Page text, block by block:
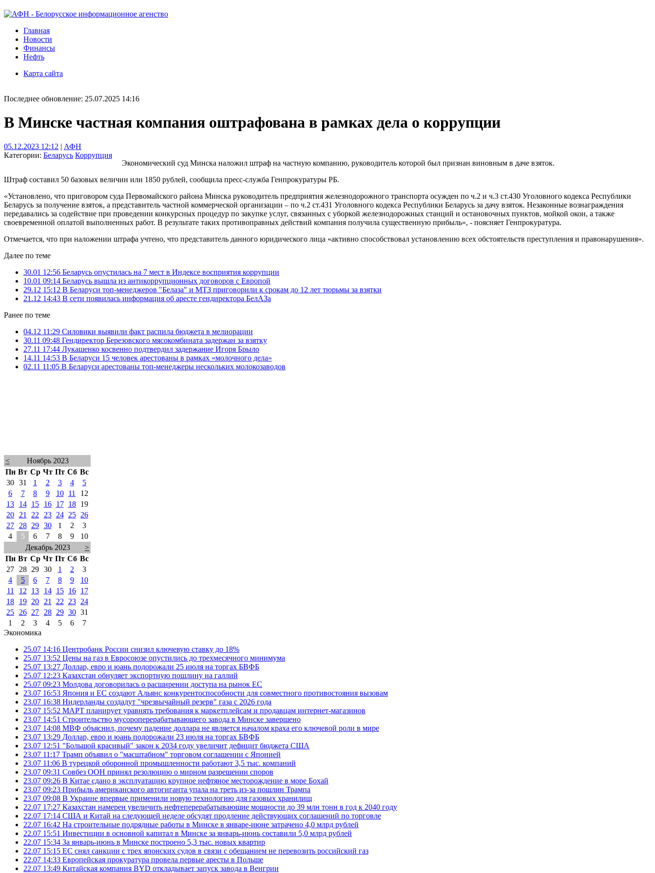
Главная
Новости
Финансы
Нефть
Карта сайта
Последнее обновление: 25.07.2025 14:16
В Минске частная компания оштрафована в рамках дела о коррупции
05.12.2023 12:12 | АФН
Категории: Беларусь Коррупция
Экономический суд Минска наложил штраф на частную компанию, руководитель которой был признан виновным в даче взяток.
Штраф составил 50 базовых величин или 1850 рублей, сообщила пресс-служба Генпрокуратуры РБ.
«Установлено, что приговором суда Первомайского района Минска руководитель предприятия железнодорожного транспорта осужден по ч.2 и ч.3 ст.430 Уголовного кодекса Республики
Беларусь за получение взяток, а представитель частной коммерческой организации – по ч.2 ст.431 Уголовного кодекса Республики Беларусь за дачу взяток. Незаконные вознаграждения
передавались за содействие при проведении конкурсных процедур по закупке услуг, связанных с уборкой железнодорожных станций и остановочных пунктов, мойкой окон, а также
своевременной оплатой выполненных работ. В результате таких противоправных действий компания получила существенную прибыль», - поясняет Генпрокуратура.
Отмечается, что при наложении штрафа учтено, что представитель данного юридического лица «активно способствовал установлению всех обстоятельств преступления и правонарушения».
Далее по теме
30.01 12:56 Беларусь опустилась на 7 мест в Индексе восприятия коррупции
10.01 09:14 Беларусь вышла из антикоррупционных договоров с Европой
29.12 15:12 В Беларуси топ-менеджеров "Белаза" и МТЗ приговорили к срокам до 12 лет тюрьмы за взятки
21.12 14:43 В сети появилась информация об аресте гендиректора БелАЗа
Ранее по теме
04.12 11:29 Силовики выявили факт распила бюджета в мелиорации
30.11 09:48 Гендиректор Березовского мясокомбината задержан за взятку
27.11 17:44 Лукашенко косвенно подтвердил задержание Игоря Брыло
14.11 14:53 В Беларуси 15 человек арестованы в рамках «молочного дела»
02.11 11:05 В Беларуси арестованы топ-менеджеры нескольких молокозаводов
<
Ноябрь 2023
Пн Вт Ср Чт Пт Сб Вс
30 31 1 2 3 4
5
6
7 8 9 10 11
12
13
14 15 16 17 18
19
20
21 22 23 24 25
26
27
28 29 30 1 2
3
4
5 6 7 8 9
10
Декабрь 2023
>
Пн Вт Ср Чт Пт Сб Вс
27
28 29 30 1 2
3
4
5 6 7 8 9
10
11
12 13 14 15 16
17
18
19 20 21 22 23
24
25
26 27 28 29 30 31
1
2 3 4 5 6
7
Экономика
25.07 14:16 Центробанк России снизил ключевую ставку до 18%
25.07 13:52 Цены на газ в Евросоюзе опустились до трехмесячного минимума
25.07 13:27 Доллар, евро и юань подорожали 25 июля на торгах БВФБ
25.07 12:23 Казахстан обнуляет экспортную пошлину на галлий
25.07 09:23 Молдова договорилась о расширении доступа на рынок ЕС
23.07 16:53 Япония и ЕС создают Альянс конкурентоспособности для совместного противостояния вызовам
23.07 16:38 Нидерланды создадут "чрезвычайный резерв" газа с 2026 года
23.07 15:52 МАРТ планирует уравнять требования к маркетплейсам и продавцам интернет-магазинов
23.07 14:51 Строительство мусороперерабатывающего завода в Минске завершено
23.07 14:08 МВФ объяснил, почему падение доллара не является началом краха его ключевой роли в мире
23.07 13:29 Доллар, евро и юань подорожали 23 июля на торгах БВФБ
23.07 12:51 "Большой красивый" закон к 2034 году увеличит дефицит бюджета США
23.07 11:17 Трамп объявил о "масштабном" торговом соглашении с Японией
23.07 11:06 В турецкой оборонной промышленности работают 3,5 тыс. компаний
23.07 09:31 Совбез ООН принял резолюцию о мирном разрешении споров
23.07 09:26 В Китае сдано в эксплуатацию крупное нефтяное месторождение в море Бохай
23.07 09:23 Прибыль американского автогиганта упала на треть из-за пошлин Трампа
23.07 09:08 В Украине впервые применили новую технологию для газовых хранилищ
22.07 17:27 Казахстан намерен увеличить нефтеперерабатывающие мощности до 39 млн тонн в год к 2040 году
22.07 17:14 США и Китай на следующей неделе обсудят продление действующих соглашений по торговле
22.07 16:42 На строительные подрядные работы в Минске в январе-июне затрачено 4,0 млрд рублей
22.07 15:51 Инвестиции в основной капитал в Минске за январь-июнь составили 5,0 млрд рублей
22.07 15:34 За январь-июнь в Минске построено 5,3 тыс. новых квартир
22.07 15:15 ЕС снял санкции с трех японских судов в связи с обещанием не перевозить российский газ
22.07 14:33 Европейская прокуратура провела первые аресты в Польше
22.07 13:49 Китайская компания BYD откладывает запуск завода в Венгрии